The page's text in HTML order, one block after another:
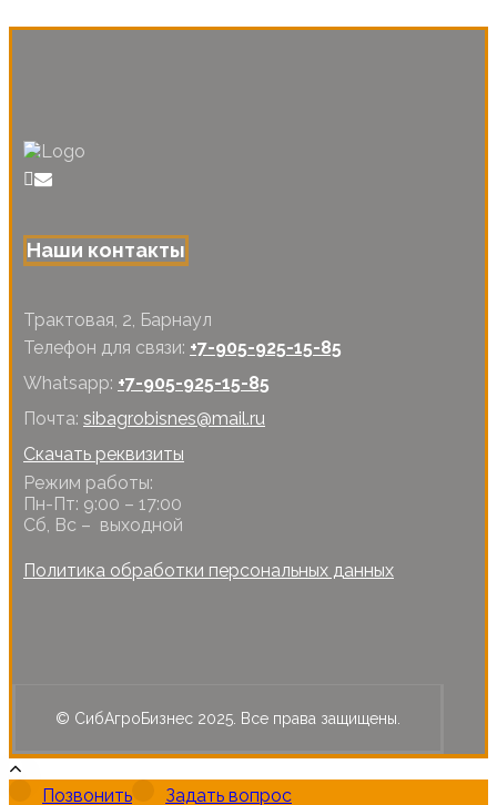
Наши контакты
Трактовая, 2, Барнаул
Телефон для связи: +7-905-925-15-85
Whatsapp: +7-905-925-15-85
Почта: sibagrobisnes@mail.ru
Скачать реквизиты
Режим работы:
Пн-Пт: 9:00 – 17:00
Сб, Вс – выходной
Политика обработки персональных данных
© СибАгроБизнес 2025. Все права защищены.
Позвонить Задать вопрос